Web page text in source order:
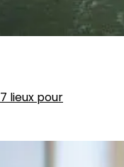
7 lieux pour